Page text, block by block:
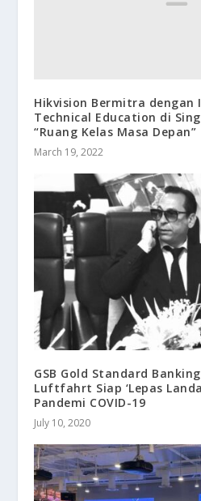
Hikvision Bermitra
Technical Education di
“Ruang Kelas Masa Depan”
March 19, 2022
GSB Gold Standard Banking
Luftfahrt Siap ‘Lepas
Pandemi COVID-19
July 10, 2020